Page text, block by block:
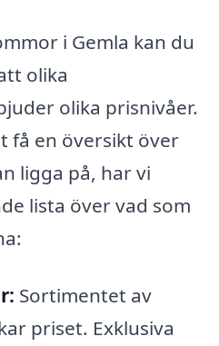
i Gemla kan du
olika
olika prisnivåer.
få en översikt över
ligga på, har vi
lista över vad som
Sortimentet av
priset. Exklusiva